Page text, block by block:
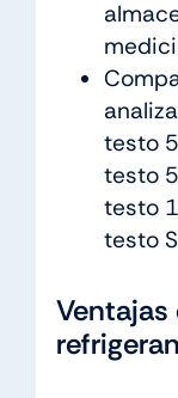
testo
testo
testo
testo
Ventajas